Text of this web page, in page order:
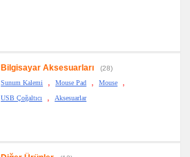
Bilgisayar Aksesuarları
(28)
Sunum Kalemi
, Mouse Pad , Mouse ,
USB Çoğaltıcı , Aksesuarlar